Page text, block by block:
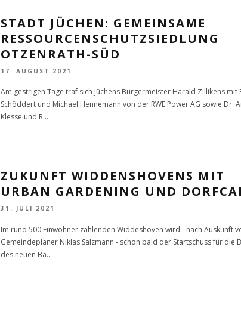
STADT JÜCHEN: GEMEINSAME
RESSOURCENSCHUTZSIEDLUNG
OTZENRATH-SÜD
17. AUGUST 2021
Am gestrigen Tage traf sich Jüchens Bürgermeister Harald Zillikens mit
Schöddert und Michael Hennemann von der RWE Power AG sowie Dr.
Klesse und R...
ZUKUNFT WIDDENSHOVENS MIT
URBAN GARDENING UND
31. JULI 2021
Im rund 500 Einwohner zählenden Widdeshoven wird - nach Auskunft
Gemeindeplaner Niklas Salzmann - schon bald der Startschuss für die
des neuen Ba...